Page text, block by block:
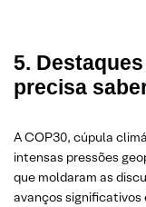
5.
precisa
A COP30, cúpula
intensas pressões
que moldaram as
avanços